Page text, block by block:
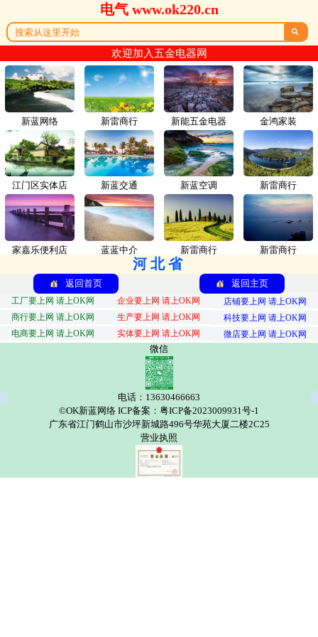
电气 www.ok220.cn

欢迎加入五金电器网
新蓝网络 新雷商行
江门区实体店 新蓝交通
家嘉乐便利店 蓝蓝中介
新能五金电器 金鸿家装
新蓝空调 新雷商行
新雷商行 新雷商行
河北省
返回首页 返回主页
工厂要上网 请上OK网 企业要上网 请上OK网
店铺要上网 请上OK网
商行要上网 请上OK网
生产要上网 请上OK网
科技要上网 请上OK网
电商要上网 请上OK网
实体要上网 请上OK网 微店要上网 请上OK网
微信
电话：13630466663
©OK新蓝网络 ICP备案：粤ICP备2023009931号-1
广东省江门鹤山市沙坪新城路496号华苑大厦二楼2C25
营业执照